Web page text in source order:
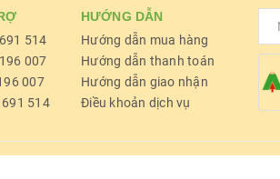
514
007
007
514
HƯỚNG DẪN
Hướng dẫn mua hàng
Hướng dẫn thanh toán
Hướng dẫn giao nhận
Điều khoản dịch vụ